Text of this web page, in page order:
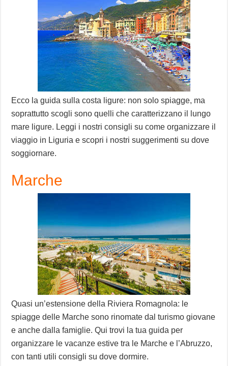
Ecco la guida sulla costa ligure: non solo spiagge, ma
soprattutto scogli sono quelli che caratterizzano il lungo
mare ligure. Leggi i nostri consigli su come organizzare il
viaggio in Liguria e scopri i nostri suggerimenti su dove
soggiornare.
Marche
Quasi un’estensione della Riviera Romagnola: le
spiagge delle Marche sono rinomate dal turismo giovane
e anche dalla famiglie. Qui trovi la tua guida per
organizzare le vacanze estive tra le Marche e l’Abruzzo,
con tanti utili consigli su dove dormire.